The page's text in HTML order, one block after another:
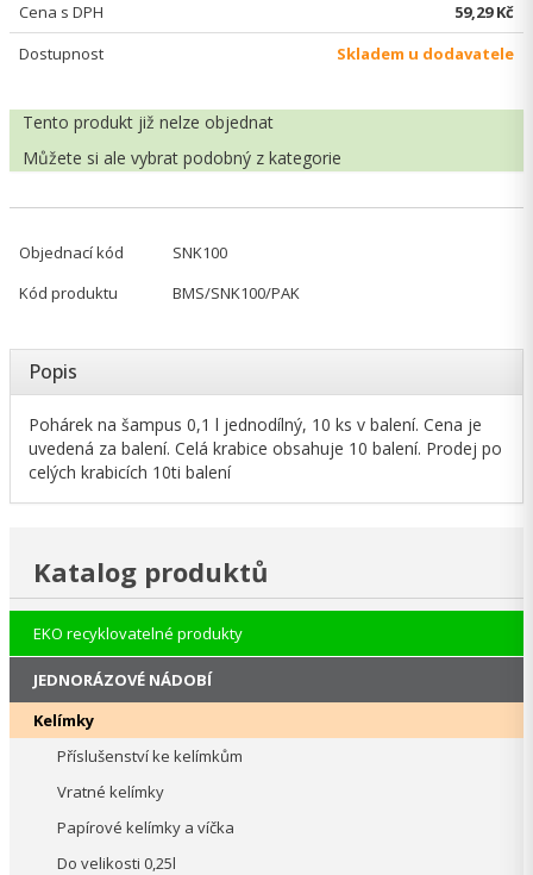
Cena s DPH
59,29 Kč
Dostupnost
Skladem u dodavatele
Tento produkt již nelze objednat
Můžete si ale vybrat podobný z kategorie
Objednací kód
SNK100
Kód produktu
BMS/SNK100/PAK
Popis
Pohárek na šampus 0,1 l jednodílný, 10 ks v balení. Cena je
uvedená za balení. Celá krabice obsahuje 10 balení. Prodej po
celých krabicích 10ti balení
Katalog produktů
EKO recyklovatelné produkty
JEDNORÁZOVÉ NÁDOBÍ
Kelímky
Příslušenství ke kelímkům
Vratné kelímky
Papírové kelímky a víčka
Do velikosti 0,25l